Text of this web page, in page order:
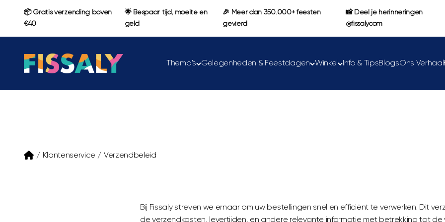
📦 Gratis verzending boven
€40
🌟 Bespaar tijd, moeite en
geld
🎉 Meer dan 350.000+ feesten
gevierd
📸 Deel je herinneringen
@fissalycom
Thema's Gelegenheden & Feestdagen Winkel Info & TipsBlogsOns Verhaal
Fissaly
/ Klantenservice / Verzendbeleid
Bij Fissaly streven we ernaar om uw bestellingen snel en efficiënt te verwerken. Dit
de verzendkosten, levertijden, en andere relevante informatie met betrekking tot de